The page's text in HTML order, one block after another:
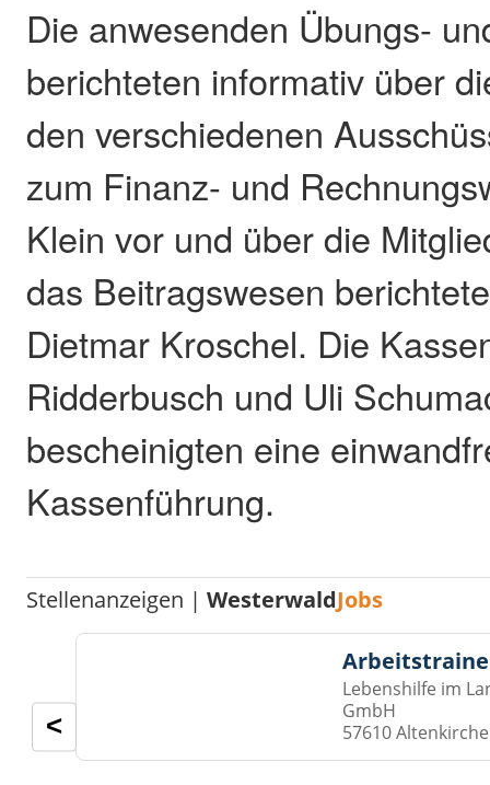
Die anwesenden Übungs-
berichteten informativ über
den verschiedenen
zum Finanz- und
Klein vor und über die
das Beitragswesen
Dietmar Kroschel. Die
Ridderbusch und Uli
bescheinigten eine
Kassenführung.
Stellenanzeigen |WesterwaldJobs
Lebenshilfe im
GmbH
57610
<